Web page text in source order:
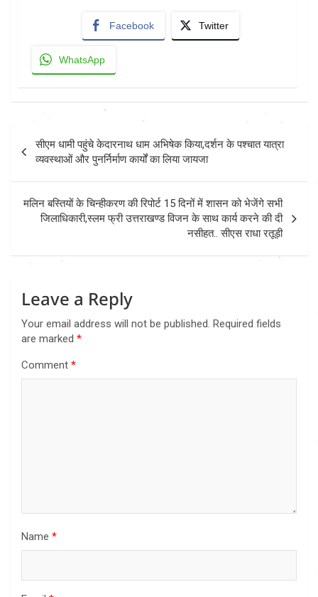
Facebook Twitter
WhatsApp
Post
navigation
सीएम धामी पहुंचे केदारनाथ धाम अभिषेक किया,दर्शन के पश्चात यात्रा
व्यवस्थाओं और पुनर्निर्माण कार्यों का लिया जायजा
मलिन बस्तियों के चिन्हीकरण की रिपोर्ट 15 दिनों में शासन को भेजेंगे सभी
जिलाधिकारी,स्लम फ्री उत्तराखण्ड विजन के साथ कार्य करने की दी
नसीहत.. सीएस राधा रतूड़ी
Leave a Reply
Your email address will not be published. Required fields
are marked *
Comment *
Name *